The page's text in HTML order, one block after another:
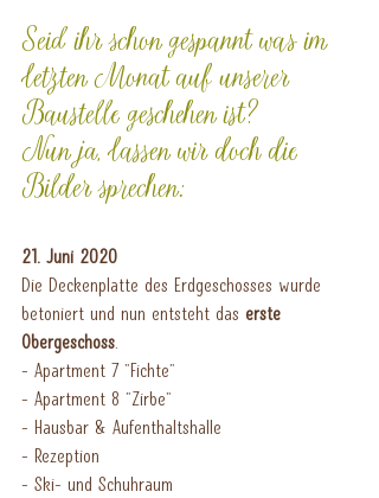
Seid ihr schon gespannt was im
letzten Monat auf unserer
Baustelle geschehen ist?
Nun ja, lassen wir doch die
Bilder sprechen:
21. Juni 2020
Die Deckenplatte des Erdgeschosses wurde
betoniert und nun entsteht das erste
Obergeschoss
- Apartment 7 "Fichte"
- Apartment 8 "Zirbe"
- Hausbar & Aufenthaltshalle
- Rezeption
- Ski- und Schuhraum